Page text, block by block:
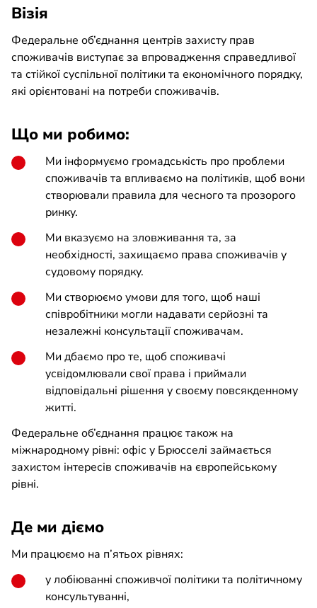
Візія
Федеральне об’єднання центрів захисту прав
споживачів виступає за впровадження справедливої
та стійкої суспільної політики та економічного порядку,
які орієнтовані на потреби споживачів.
Що ми робимо:
Ми інформуємо громадськість про проблеми
споживачів та впливаємо на політиків, щоб вони
створювали правила для чесного та прозорого
ринку.
Ми вказуємо на зловживання та, за
необхідності, захищаємо права споживачів у
судовому порядку.
Ми створюємо умови для того, щоб наші
співробітники могли надавати серйозні та
незалежні консультації споживачам.
Ми дбаємо про те, щоб споживачі
усвідомлювали свої права і приймали
відповідальні рішення у своєму повсякденному
житті.
Федеральне об’єднання працює також на
міжнародному рівні: офіс у Брюсселі займається
захистом інтересів споживачів на європейському
рівні.
Де ми діємо
Ми працюємо на п’ятьох рівнях:
у лобіюванні споживчої політики та політичному
консультуванні,